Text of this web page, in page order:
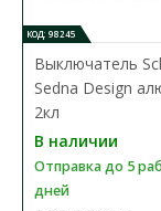
КОД: 98245
Выключатель
Sedna Design
2кл
В наличии
Отправка до 5
дней